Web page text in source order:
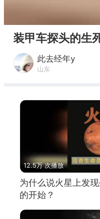
装甲车探头的生
此去经年y
山东
12.5万 次播放
为什么说火星上发
的开始？